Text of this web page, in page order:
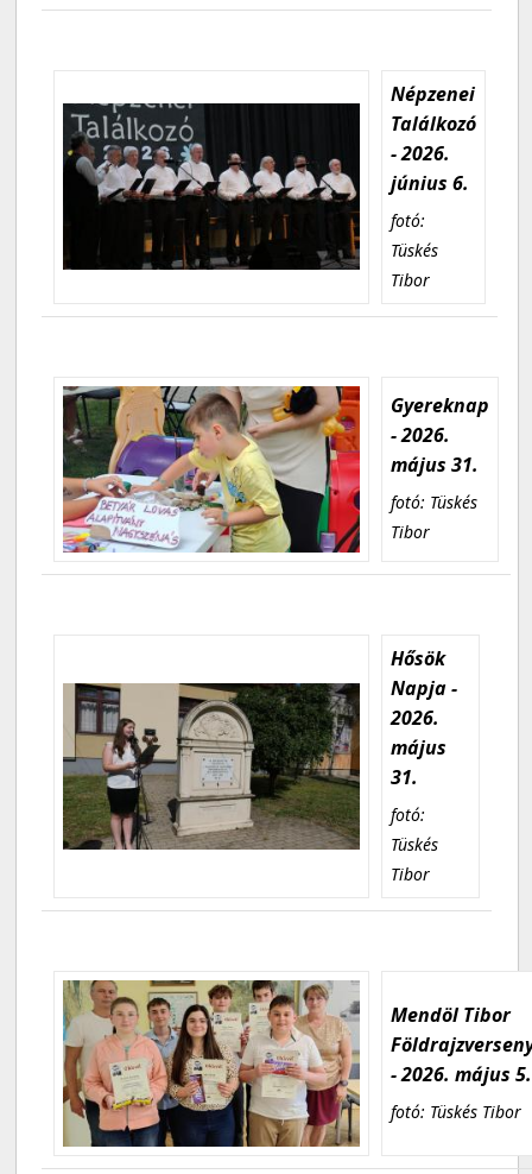
Népzenei
Találkozó
- 2026.
június 6.
fotó:
Tüskés
Tibor
Gyereknap
- 2026.
május 31.
fotó: Tüskés
Tibor
Hősök
Napja -
2026.
május
31.
fotó:
Tüskés
Tibor
Mendöl Tibor
- 2026. május 5.
fotó: Tüskés Tibor